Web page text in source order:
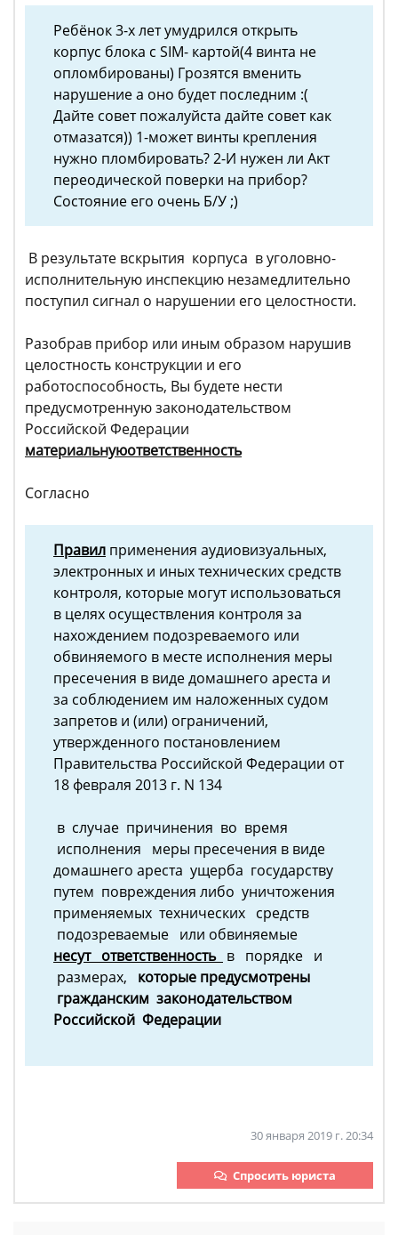
Ребёнок 3-х лет умудрился открыть
корпус блока с SIM- картой(4 винта не
опломбированы) Грозятся вменить
нарушение а оно будет последним :(
Дайте совет пожалуйста дайте совет как
отмазатся)) 1-может винты крепления
нужно пломбировать? 2-И нужен ли Акт
переодической поверки на прибор?
Состояние его очень Б/У ;)
В результате вскрытия корпуса в уголовно-
исполнительную инспекцию незамедлительно
поступил сигнал о нарушении его целостности.
Разобрав прибор или иным образом нарушив
целостность конструкции и его
работоспособность, Вы будете нести
предусмотренную законодательством
Российской Федерации
материальнуюответственность
Согласно
Правил применения аудиовизуальных,
электронных и иных технических средств
контроля, которые могут использоваться
в целях осуществления контроля за
нахождением подозреваемого или
обвиняемого в месте исполнения меры
пресечения в виде домашнего ареста и
за соблюдением им наложенных судом
запретов и (или) ограничений,
утвержденного постановлением
Правительства Российской Федерации от
18 февраля 2013 г. N 134
в случае причинения во время
исполнения меры пресечения в виде
домашнего ареста ущерба государству
путем повреждения либо уничтожения
применяемых технических средств
подозреваемые или обвиняемые
несут ответственность в порядке и
размерах, которые предусмотрены
гражданским законодательством
Российской Федерации
30 января 2019 г. 20:34
Спросить юриста